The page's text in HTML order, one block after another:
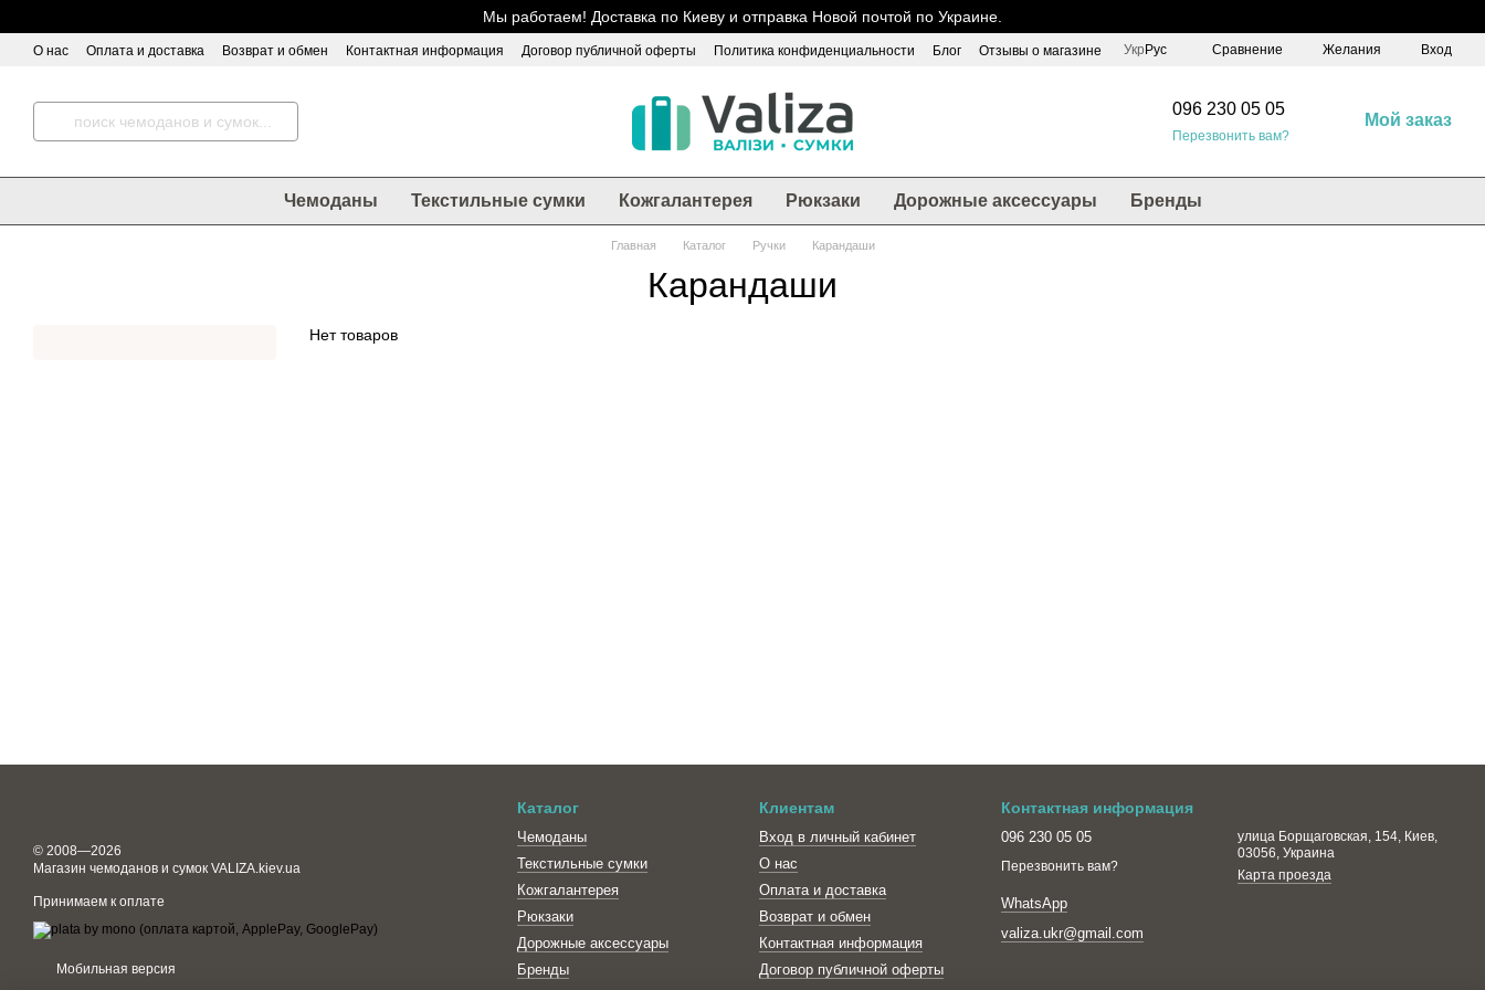
Мы работаем! Доставка по Киеву и отправка Новой почтой по Украине.
О нас Оплата и доставка Возврат и обмен Контактная информация Договор публичной оферты Политика конфиденциальности Блог Отзывы о магазине Укр Рус Сравнение Желания Вход
096 230 05 05
Перезвонить вам?
Мой заказ
Чемоданы Текстильные сумки Кожгалантерея Рюкзаки Дорожные аксессуары Бренды
Главная Каталог Ручки Карандаши
Карандаши
Нет товаров
© 2008—2026
Магазин чемоданов и сумок VALIZA.kiev.ua
Принимаем к оплате
Мобильная версия
Каталог
Чемоданы
Текстильные сумки
Кожгалантерея
Рюкзаки
Дорожные аксессуары
Бренды
Клиентам
Вход в личный кабинет
О нас
Оплата и доставка
Возврат и обмен
Контактная информация
Договор публичной оферты
Контактная информация
096 230 05 05
Перезвонить вам?
WhatsApp
valiza.ukr@gmail.com
улица Борщаговская, 154, Киев,
03056, Украина
Карта проезда